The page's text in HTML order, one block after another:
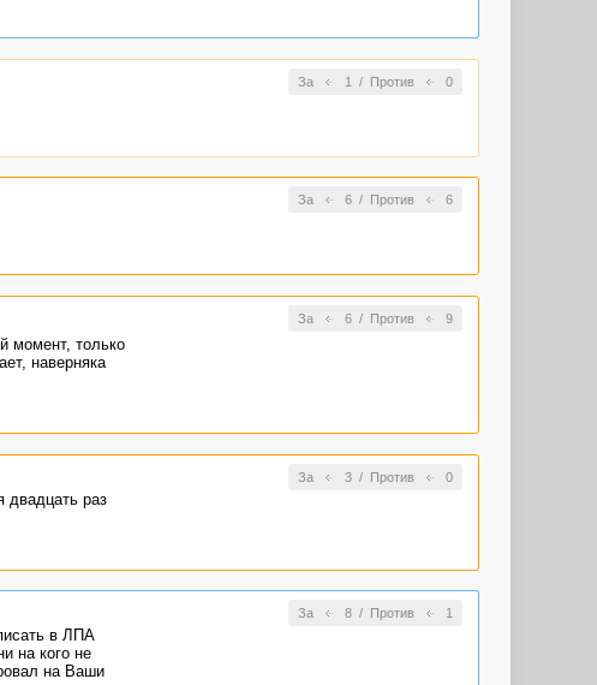
За 1 / Против 0
За 6/ Против 6
За 6/ Против 9
момент, только
наверняка
За 3/ Против 0
двадцать раз
За 8/ Против 1
в ЛПА
на кого не
на Ваши